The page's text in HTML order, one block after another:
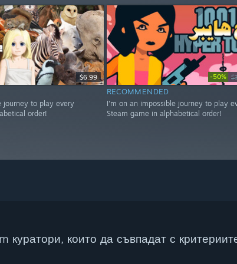
$6.99
journey to play every
order!
-50%
RECOMMENDED
I'm on an impossible journey to play
Steam game in alphabetical order!
куратори, които да съвпадат с